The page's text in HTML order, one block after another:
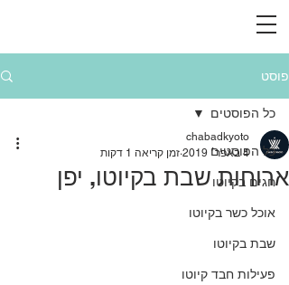
פוסט
כל הפוסטים
חגים בקיוטו
אוכל כשר בקיוטו
שבת בקיוטו
פעילות חבד קיוטו
כל הפוסטים
ארוחות שבת בקיוטו, יפן
chabadkyoto
4 באפר׳ 2019
זמן קריאה 1 דקות